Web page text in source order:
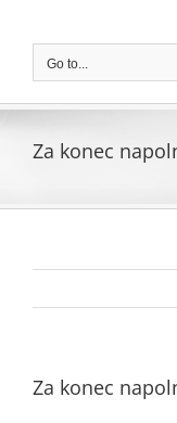
contentGo to...
Za konec
Za konec